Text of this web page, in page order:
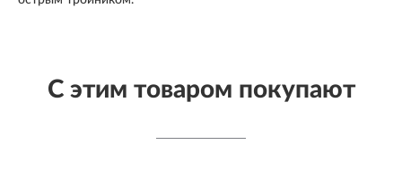
С этим товаром покупают